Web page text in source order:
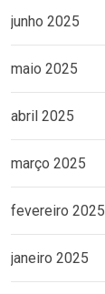
junho 2025
maio 2025
abril 2025
março 2025
fevereiro 2025
janeiro 2025